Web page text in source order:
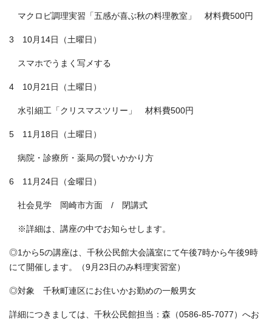
マクロビ調理実習「五感が喜ぶ秋の料理教室」 材料費500円
3 10月14日（土曜日）
スマホでうまく写メする
4 10月21日（土曜日）
水引細工「クリスマスツリー」 材料費500円
5 11月18日（土曜日）
病院・診療所・薬局の賢いかかり方
6 11月24日（金曜日）
社会見学 岡崎市方面 / 閉講式
※詳細は、講座の中でお知らせします。
◎1から5の講座は、千秋公民館大会議室にて午後7時から午後9時
にて開催します。（9月23日のみ料理実習室）
◎対象 千秋町連区にお住いかお勤めの一般男女
詳細につきましては、千秋公民館担当：森（0586-85-7077）へお